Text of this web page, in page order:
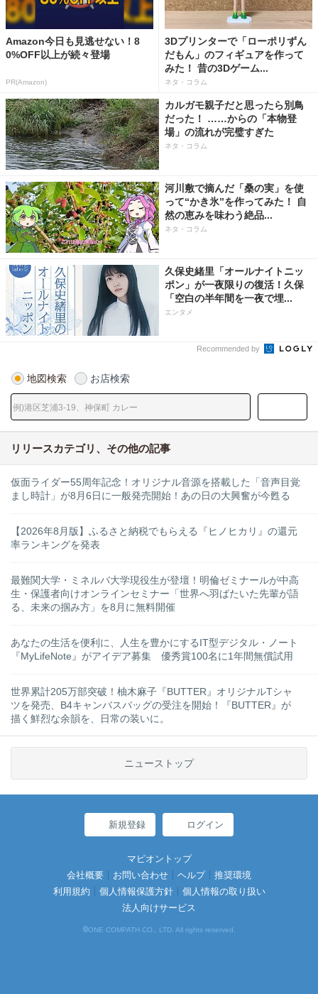
Amazon今日も見逃せない！8
0%OFF以上が続々登場
PR(Amazon)
3Dプリンターで「ローポリずん
だもん」のフィギュアを作って
みた！ 昔の3Dゲーム...
ネタ・コラム
カルガモ親子だと思ったら別鳥
だった！ ……からの「本物登
場」の流れが完璧すぎた
ネタ・コラム
河川敷で摘んだ「桑の実」を使
って“かき氷”を作ってみた！ 自
然の恵みを味わう絶品...
ネタ・コラム
久保史緒里「オールナイトニッ
ポン」が一夜限りの復活！久保
「空白の半年間を一夜で埋...
エンタメ
Recommended by
地図検索 お店検索
リリースカテゴリ、その他の記事
仮面ライダー55周年記念！オリジナル音源を搭載した「音声目覚
まし時計」が8月6日に一般発売開始！あの日の大興奮が今甦る
【2026年8月版】ふるさと納税でもらえる『ヒノヒカリ』の還元
率ランキングを発表
最難関大学・ミネルバ大学現役生が登壇！明倫ゼミナールが中高
生・保護者向けオンラインセミナー「世界へ羽ばたいた先輩が語
る、未来の掴み方」を8月に無料開催
あなたの生活を便利に、人生を豊かにするIT型デジタル・ノート
『MyLifeNote』がアイデア募集 優秀賞100名に1年間無償試用
世界累計205万部突破！柚木麻子『BUTTER』オリジナルTシャ
ツを発売、B4キャンバスバッグの受注を開始！『BUTTER』が
描く鮮烈な余韻を、日常の装いに。
ニューストップ
新規登録 ログイン
マピオントップ
会社概要
お問い合わせ ヘルプ
推奨環境
利用規約
個人情報保護方針
個人情報の取り扱い
法人向けサービス
©ONE COMPATH CO., LTD. All rights reserved.